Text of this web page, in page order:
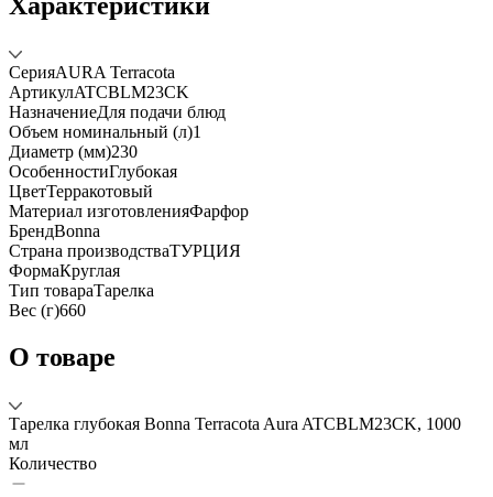
СерияAURA Terracota
АртикулATCBLM23CK
НазначениеДля подачи блюд
Объем номинальный (л)1
Диаметр (мм)230
ОсобенностиГлубокая
ЦветТерракотовый
Материал изготовленияФарфор
БрендBonna
Страна производстваТУРЦИЯ
ФормаКруглая
Тип товараТарелка
Вес (г)660
О товаре
Тарелка глубокая Bonna Terracota Aura ATCBLM23CK, 1000
мл
Количество